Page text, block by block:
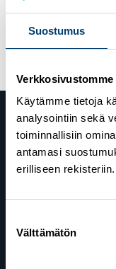
Suostumus
Käytämme tietoja
analysointiin sekä
toiminnallisiin
antamasi
erilliseen rekisteriin.
valinta
Välttämätön
11.10.2022100-